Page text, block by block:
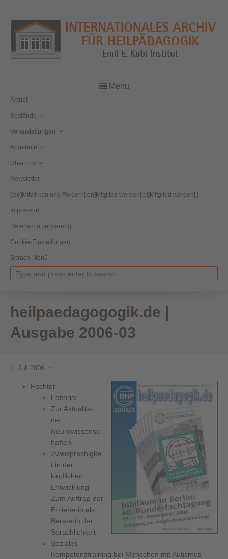
Menu
Aktuell
Bestände
Veranstaltungen
Angebote
Über uns
Newsletter
[:de]Mitwirken und Fördern[:en]Mitglied werden[:pl]Mitglied werden[:]
Impressum
Datenschutzerklärung
Cookie-Einstellungen
Sprach-Menü
heilpaedagogogik.de |
Ausgabe 2006-03
1. Juli 2006
Fachteil
Editorial
Zur Aktualität
der
Neurowissensc
haften
Zweisprachigkei
t in der
kindlichen
Entwicklung –
Zum Auftrag der
Erzieherin als
Beraterin der
Sprachlichkeit
Soziales
Kompetenztraining bei Menschen mit Autismus